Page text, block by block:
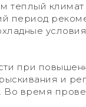
теплый климат
период
при
и
Во время